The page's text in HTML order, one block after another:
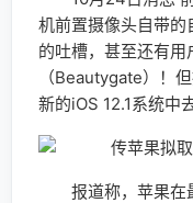
机前置摄像头自带的
的吐槽，甚至还有用
（Beautygate）！
新的iOS 12.1系统中
报道称，苹果在